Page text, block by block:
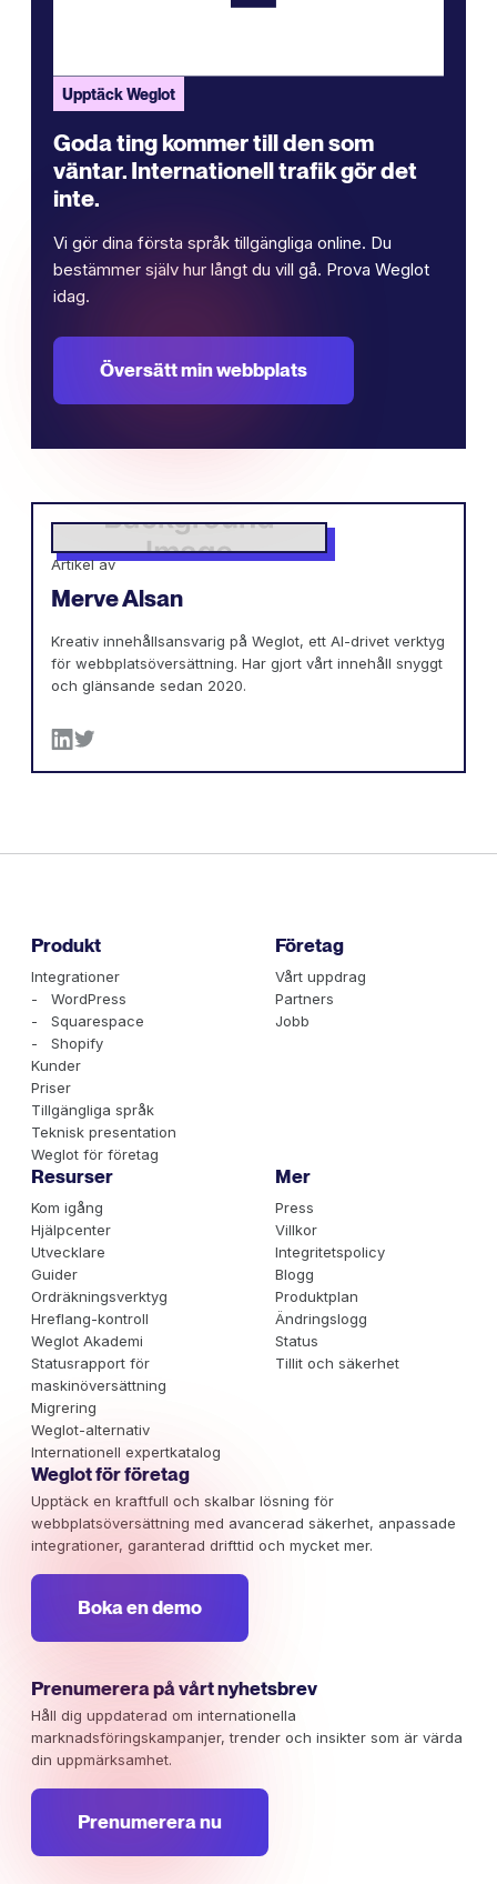
Upptäck Weglot
Goda ting kommer till den som
väntar. Internationell trafik gör det
inte.
Vi gör dina första språk tillgängliga online. Du
bestämmer själv hur långt du vill gå. Prova Weglot
idag.
Översätt min webbplats
Artikel av
Merve Alsan
Kreativ innehållsansvarig på Weglot, ett AI-drivet verktyg
för webbplatsöversättning. Har gjort vårt innehåll snyggt
och glänsande sedan 2020.
Produkt
Integrationer
- WordPress
- Squarespace
- Shopify
Kunder
Priser
Tillgängliga språk
Teknisk presentation
Weglot för företag
Företag
Vårt uppdrag
Partners
Jobb
Resurser
Kom igång
Hjälpcenter
Utvecklare
Guider
Ordräkningsverktyg
Hreflang-kontroll
Weglot Akademi
Statusrapport för
maskinöversättning
Migrering
Weglot-alternativ
Internationell expertkatalog
Mer
Press
Villkor
Integritetspolicy
Blogg
Produktplan
Ändringslogg
Status
Tillit och säkerhet
Weglot för företag
Upptäck en kraftfull och skalbar lösning för
webbplatsöversättning med avancerad säkerhet, anpassade
integrationer, garanterad drifttid och mycket mer.
Boka en demo
Prenumerera på vårt nyhetsbrev
Håll dig uppdaterad om internationella
marknadsföringskampanjer, trender och insikter som är värda
din uppmärksamhet.
Prenumerera nu